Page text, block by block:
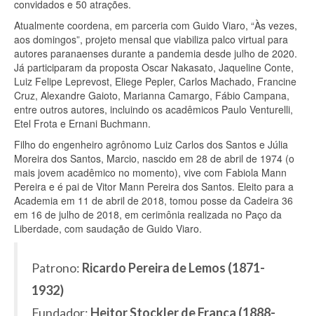
convidados e 50 atrações.
Atualmente coordena, em parceria com Guido Viaro, “Às vezes,
aos domingos”, projeto mensal que viabiliza palco virtual para
autores paranaenses durante a pandemia desde julho de 2020.
Já participaram da proposta Oscar Nakasato, Jaqueline Conte,
Luiz Felipe Leprevost, Eliege Pepler, Carlos Machado, Francine
Cruz, Alexandre Gaioto, Marianna Camargo, Fábio Campana,
entre outros autores, incluindo os acadêmicos Paulo Venturelli,
Etel Frota e Ernani Buchmann.
Filho do engenheiro agrônomo Luiz Carlos dos Santos e Júlia
Moreira dos Santos, Marcio, nascido em 28 de abril de 1974 (o
mais jovem acadêmico no momento), vive com Fabiola Mann
Pereira e é pai de Vitor Mann Pereira dos Santos. Eleito para a
Academia em 11 de abril de 2018, tomou posse da Cadeira 36
em 16 de julho de 2018, em cerimônia realizada no Paço da
Liberdade, com saudação de Guido Viaro.
Patrono: Ricardo Pereira de Lemos (1871-
1932)
Fundador: Heitor Stockler de França (1888-